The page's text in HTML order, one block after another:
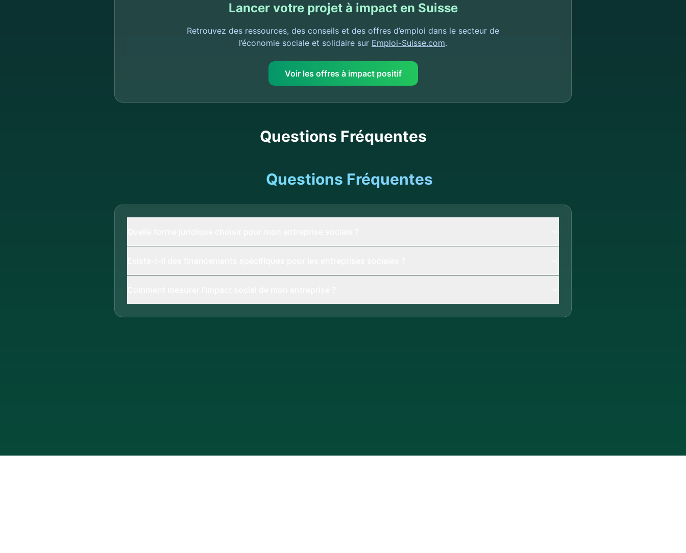
Lancer votre projet à impact en Suisse
Retrouvez des ressources, des conseils et des offres d’emploi dans le secteur de
l’économie sociale et solidaire sur Emploi-Suisse.com.
Voir les offres à impact positif
Questions Fréquentes
Questions Fréquentes